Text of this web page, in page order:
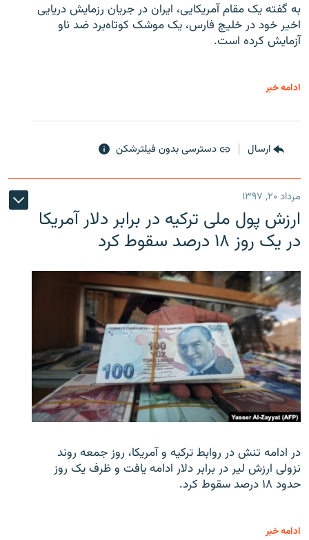
به گفته یک مقام آمریکایی، ایران در جریان رزمایش دریایی
اخیر خود در خلیج فارس، یک موشک کوتاه‌برد ضد ناو
آزمایش کرده است.
ادامه خبر
ارسال دسترسی بدون فیلترشکن
مرداد ۲۰, ۱۳۹۷
ارزش پول ملی ترکیه در برابر دلار آمریکا
در یک روز ۱۸ درصد سقوط کرد
در ادامه تنش در روابط ترکیه و آمریکا، روز جمعه روند
نزولی ارزش لیر در برابر دلار ادامه یافت و ظرف یک روز
حدود ۱۸ درصد سقوط کرد.
ادامه خبر